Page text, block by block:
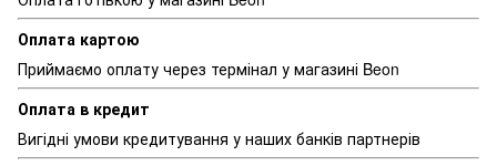
Оплата картою
Приймаємо оплату через термінал у магазині Beon
Оплата в кредит
Вигідні умови кредитування у наших банків партнерів